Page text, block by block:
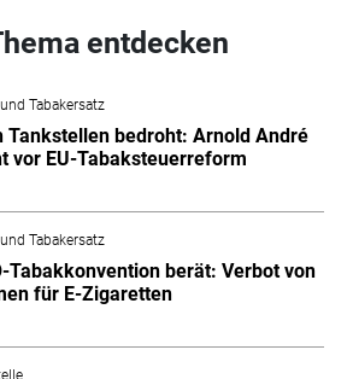
entdecken
Tabakersatz
Tankstellen bedroht: Arnold André
vor EU-Tabaksteuerreform
Tabakersatz
Tabakkonvention berät: Verbot von
für E-Zigaretten